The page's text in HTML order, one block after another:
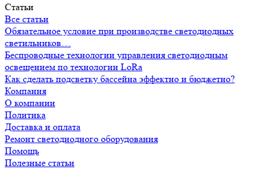
Статьи
Все статьи
Обязательное условие при производстве светодиодных
светильников…
Беспроводные технологии управления светодиодным
освещением по технологии LoRa
Как сделать подсветку бассейна эффектно и бюджетно?
Компания
О компании
Политика
Доставка и оплата
Ремонт светодиодного оборудования
Помощь
Полезные статьи